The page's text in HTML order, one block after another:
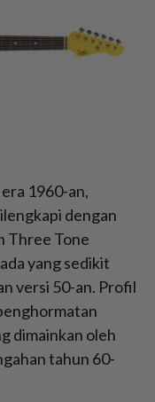
1960-an,
dengan
Three Tone
yang sedikit
versi 50-an. Profil
dimainkan oleh
tahun 60-